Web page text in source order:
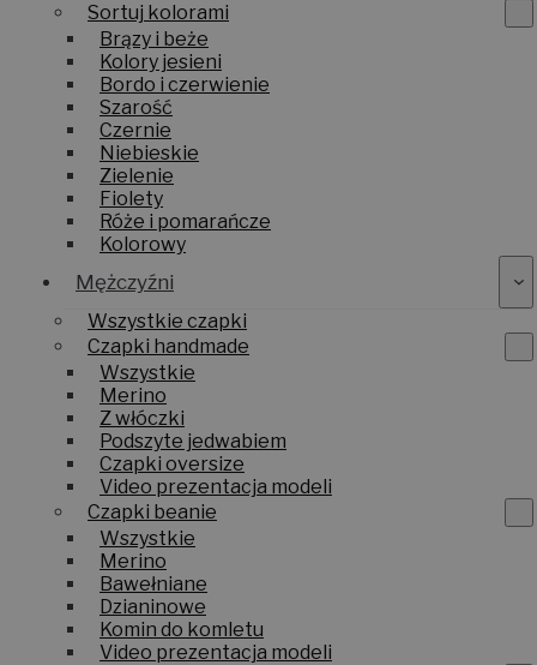
Sortuj kolorami
Brązy i beże
Kolory jesieni
Bordo i czerwienie
Szarość
Czernie
Niebieskie
Zielenie
Fiolety
Róże i pomarańcze
Kolorowy
Mężczyźni
Wszystkie czapki
Czapki handmade
Wszystkie
Merino
Z włóczki
Podszyte jedwabiem
Czapki oversize
Video prezentacja modeli
Czapki beanie
Wszystkie
Merino
Bawełniane
Dzianinowe
Komin do komletu
Video prezentacja modeli